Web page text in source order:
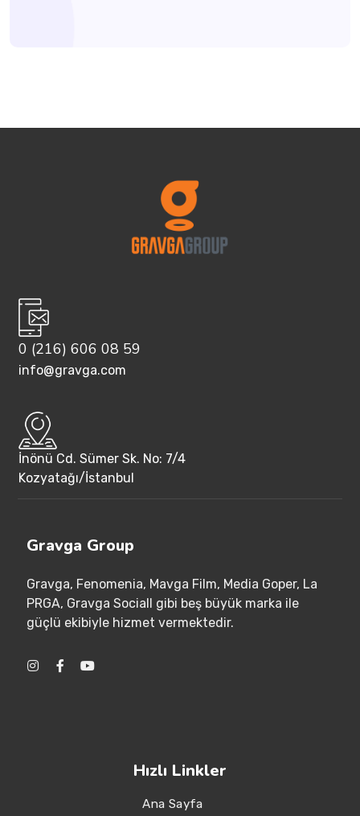
0 (216) 606 08 59
info@gravga.com
İnönü Cd. Sümer Sk. No: 7/4
Kozyatağı/İstanbul
Gravga Group
Gravga, Fenomenia, Mavga Film, Media Goper, La
PRGA, Gravga Sociall gibi beş büyük marka ile
güçlü ekibiyle hizmet vermektedir.
Hızlı Linkler
Ana Sayfa